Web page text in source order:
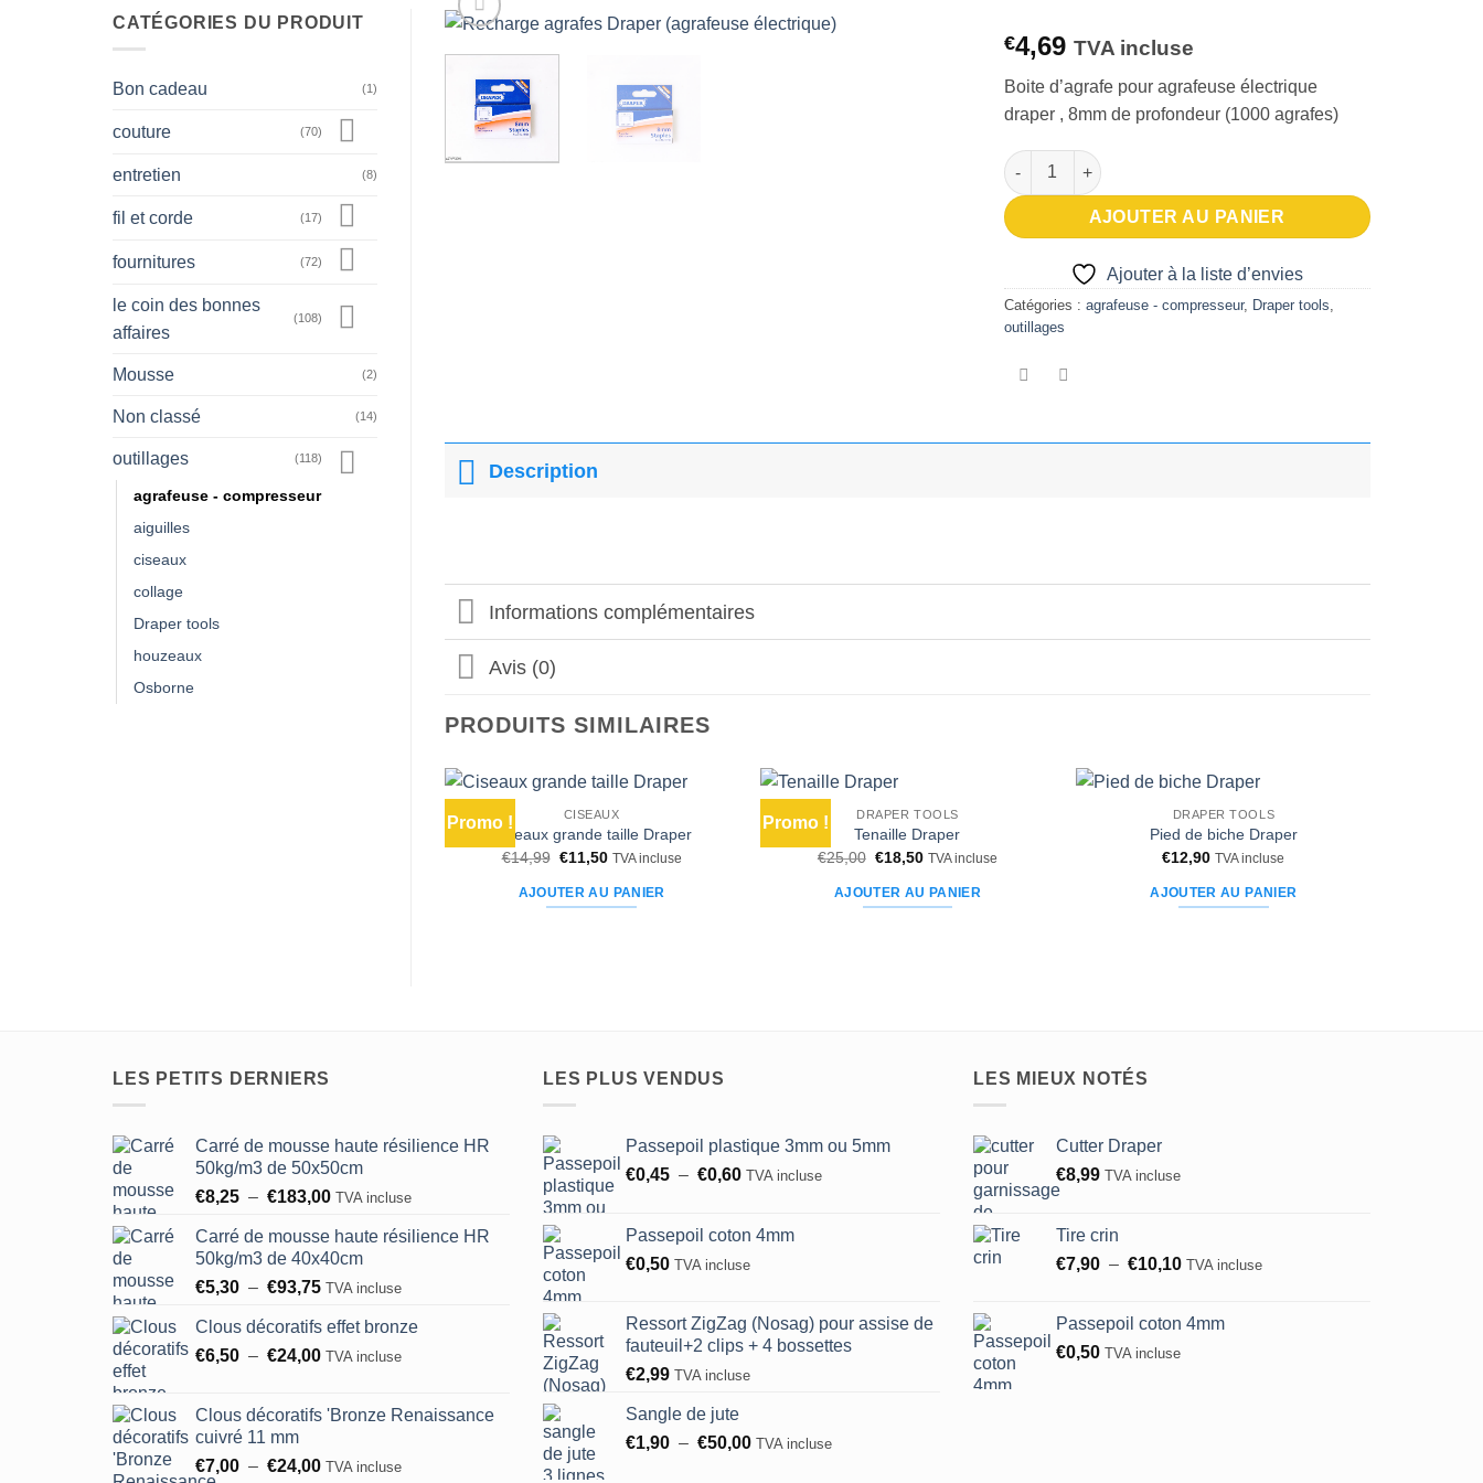
CATÉGORIES DU PRODUIT
Bon cadeau (1)
couture (70)
entretien (8)
fil et corde (17)
fournitures (72)
le coin des bonnes
affaires
(108)
Mousse (2)
Non classé (14)
outillages (118)
agrafeuse - compresseur
aiguilles
ciseaux
collage
Draper tools
houzeaux
Osborne
€4,69 TVA incluse
Boite d’agrafe pour agrafeuse électrique
draper , 8mm de profondeur (1000 agrafes)
quantité de Recharge agrafes Draper (agrafeuse électrique)
AJOUTER AU PANIER
Ajouter à la liste d’envies
Catégories : agrafeuse - compresseur, Draper tools,
outillages
Description
Informations complémentaires
Avis (0)
PRODUITS SIMILAIRES
Promo !
à la liste
d’envies
CISEAUX
Ciseaux grande taille Draper
€14,99 Le
initial
était :
€11,50Le
actuel
est :
TVA incluse
AJOUTER AU PANIER
Promo !
d’envies
DRAPER TOOLS
Tenaille Draper
€25,00 Le
initial
était :
€18,50Le
actuel
est :
TVA incluse
AJOUTER AU PANIER
DRAPER TOOLS
Pied de biche Draper
€12,90 TVA incluse
AJOUTER AU PANIER
LES PETITS DERNIERS
Carré de mousse haute résilience HR
50kg/m3 de 50x50cm
€8,25 – €183,00Plage
prix :
€8,25
à
TVA incluse
Carré de mousse haute résilience HR
50kg/m3 de 40x40cm
€5,30 – €93,75Plage
prix :
€5,30
TVA incluse
Clous décoratifs effet bronze
€6,50 – €24,00Plage
€6,50
€24,00
TVA incluse
Clous décoratifs 'Bronze Renaissance
cuivré 11 mm
€7,00 – €24,00Plage
TVA incluse
LES PLUS VENDUS
Passepoil plastique 3mm ou 5mm
€0,45 – €0,60Plage
€0,45
à
TVA incluse
Passepoil coton 4mm
€0,50 TVA incluse
Ressort ZigZag (Nosag) pour assise de
fauteuil+2 clips + 4 bossettes
€2,99 TVA incluse
Sangle de jute
€1,90 – €50,00Plage
TVA incluse
LES MIEUX NOTÉS
Cutter Draper
€8,99 TVA incluse
Tire crin
€7,90 – €10,10Plage
€7,90
TVA incluse
Passepoil coton 4mm
€0,50 TVA incluse